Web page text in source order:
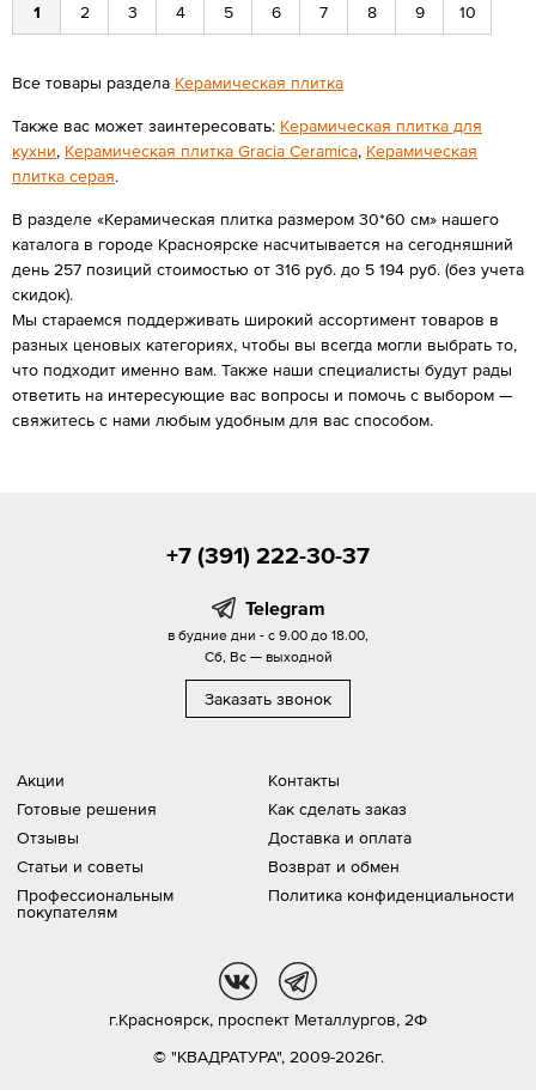
1 2 3 4 5 6 7 8 9 10
Все товары раздела Керамическая плитка
Также вас может заинтересовать: Керамическая плитка для
кухни, Керамическая плитка Gracia Ceramica, Керамическая
плитка серая.
В разделе «Керамическая плитка размером 30*60 см» нашего
каталога в городе Красноярске насчитывается на сегодняшний
день 257 позиций стоимостью от 316 руб. до 5 194 руб. (без учета
скидок).
Мы стараемся поддерживать широкий ассортимент товаров в
разных ценовых категориях, чтобы вы всегда могли выбрать то,
что подходит именно вам. Также наши специалисты будут рады
ответить на интересующие вас вопросы и помочь с выбором —
свяжитесь с нами любым удобным для вас способом.
Акции
Готовые решения
Отзывы
Статьи и советы
Профессиональным
покупателям
Контакты
Как сделать заказ
Доставка и оплата
Возврат и обмен
Политика конфиденциальности
+7 (391) 222-30-37
Telegram
в будние дни - с 9.00 до 18.00,
Сб, Вс — выходной
Заказать звонок
© "КВАДРАТУРА", 2009-2026г.
г.Красноярск, проспект Металлургов, 2Ф
tg